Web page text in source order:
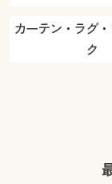
カーテン・ラグ
ク